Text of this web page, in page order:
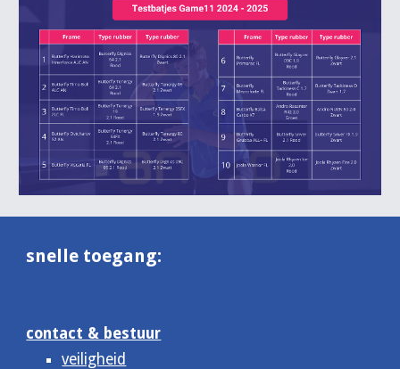
snelle toegang:
contact & bestuur
veiligheid